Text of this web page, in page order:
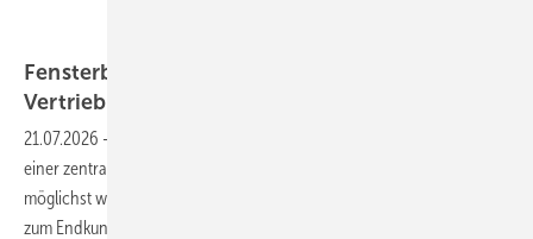
Fensterbauer kämpfen mit komplexen
Vertriebswegen – neue Strategien
21.07.2026 -
einer zentralen Herausforderung: Wie bringen sie ihre Produkte mit
möglichst wenig Streuverlust durch den dreistufigen Vertriebskanal
zum Endkunden. Neue Kommunikationsstrategien helfen, die